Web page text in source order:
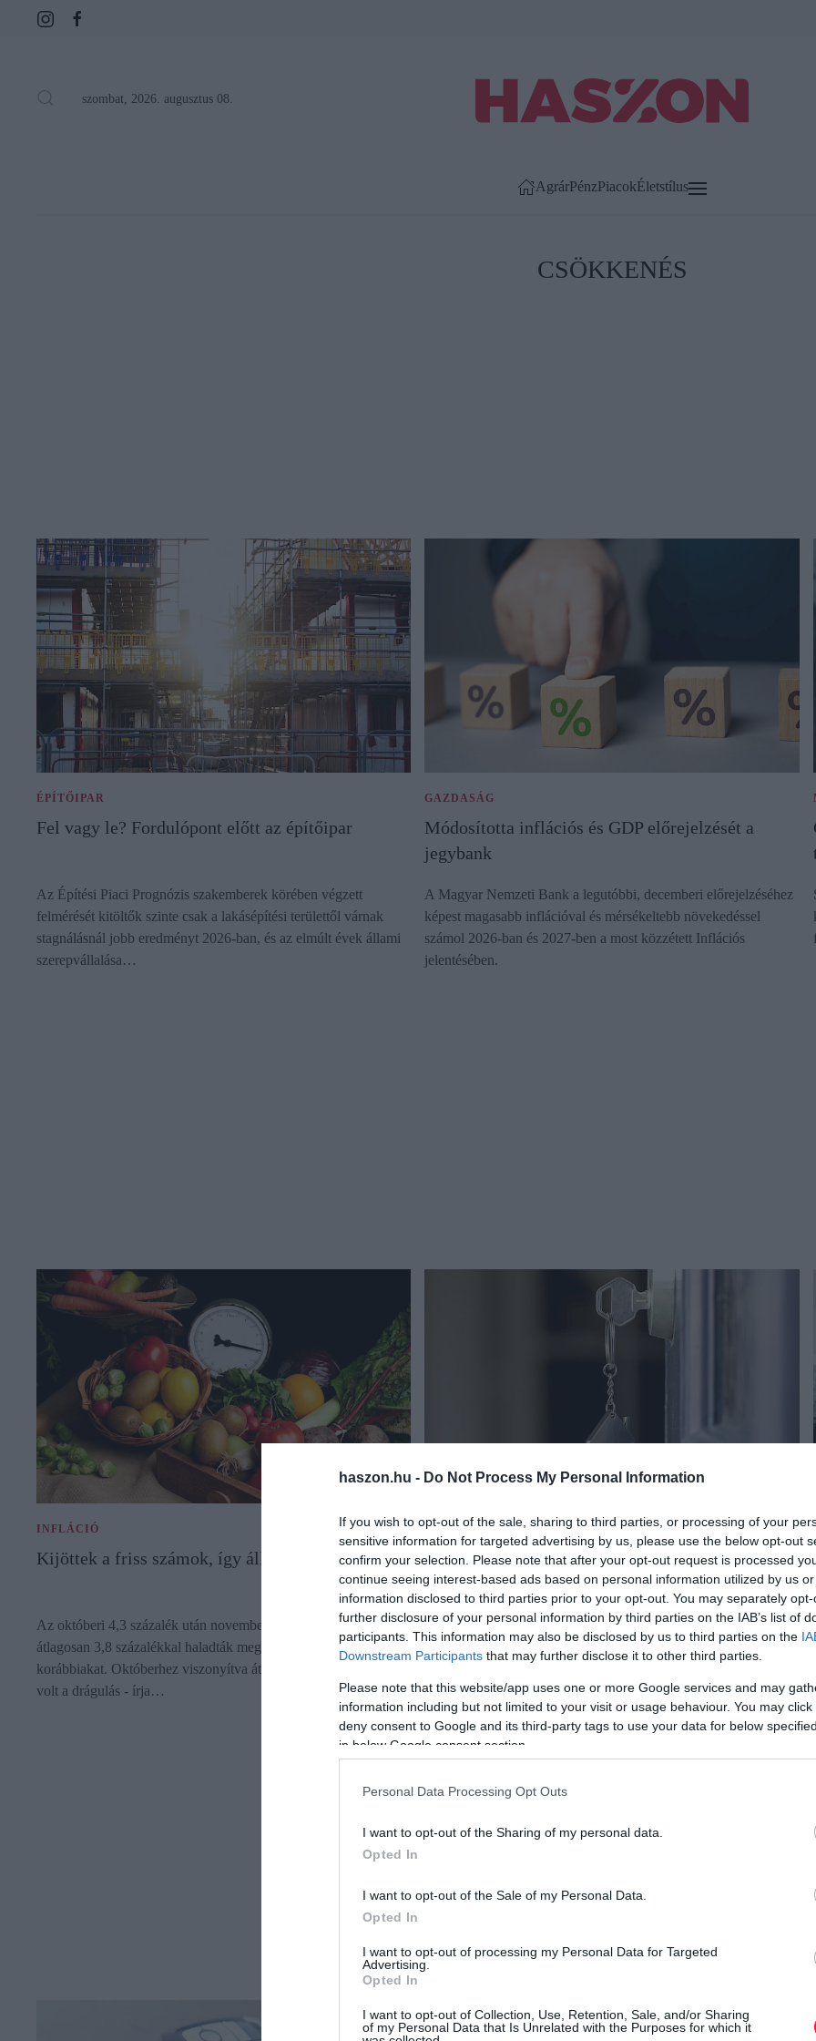
haszon.hu - Do Not Process My Personal Information
If you wish to opt-out of the sale, sharing to third parties, or processing of your
sensitive information for targeted advertising by us, please use the below opt-out
confirm your selection. Please note that after your opt-out request is processed
continue seeing interest-based ads based on personal information utilized by us
information disclosed to third parties prior to your opt-out. You may separately
further disclosure of your personal information by third parties on the IAB’s list of
participants. This information may also be disclosed by us to third parties on the
Downstream Participants that may further disclose it to other third parties.
Please note that this website/app uses one or more Google services and may
information including but not limited to your visit or usage behaviour. You may
deny consent to Google and its third-party tags to use your data for below
in below Google consent section.
Personal Data Processing Opt Outs
I want to opt-out of the Sharing of my personal data.
Opted In
I want to opt-out of the Sale of my Personal Data.
Opted In
I want to opt-out of processing my Personal Data for Targeted
Advertising.
Opted In
I want to opt-out of Collection, Use, Retention, Sale, and/or Sharing
of my Personal Data that Is Unrelated with the Purposes for which it
szombat, 2026. augusztus 08.
AgrárPénzPiacokÉletstílus
CSÖKKENÉS
ÉPÍTŐIPAR
Fel vagy le? Fordulópont előtt az építőipar
Az Építési Piaci Prognózis szakemberek körében végzett
felmérését kitöltők szinte csak a lakásépítési területtől várnak
stagnálásnál jobb eredményt 2026-ban, és az elmúlt évek állami
szerepvállalása…
GAZDASÁG
Módosította inflációs és GDP előrejelzését a
jegybank
A Magyar Nemzeti Bank a legutóbbi, decemberi előrejelzéséhez
képest magasabb inflációval és mérsékeltebb növekedéssel
számol 2026-ban és 2027-ben a most közzétett Inflációs
jelentésében.
INFLÁCIÓ
Kijöttek a friss számok, így áll az infláció
Az októberi 4,3 százalék után novemberben a fogyasztói árak
átlagosan 3,8 százalékkal haladták meg az egy évvel
korábbiakat. Októberhez viszonyítva átlagosan 0,1 százalékos
volt a drágulás - írja…
INGATLAN
Ebben az ársávban vágott oda az Otthon Start a
lakáskiadóknak
Októberben ismét 250 ezer forint alá süllyedtek Budapesten a
kínálati bérleti díjak, amire legutóbb januárban volt példa – derül
Program…